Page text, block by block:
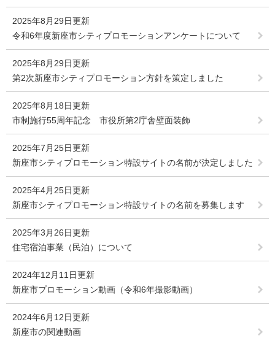
2025年8月29日更新
令和6年度新座市シティプロモーションアンケートについて
2025年8月29日更新
第2次新座市シティプロモーション方針を策定しました
2025年8月18日更新
市制施行55周年記念 市役所第2庁舎壁面装飾
2025年7月25日更新
新座市シティプロモーション特設サイトの名前が決定しました
2025年4月25日更新
新座市シティプロモーション特設サイトの名前を募集します
2025年3月26日更新
住宅宿泊事業（民泊）について
2024年12月11日更新
新座市プロモーション動画（令和6年撮影動画）
2024年6月12日更新
新座市の関連動画